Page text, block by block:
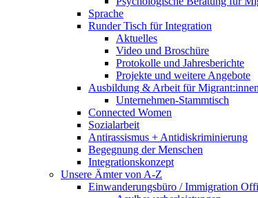
Sprache
Runder Tisch für Integration
Aktuelles
Video und Broschüre
Protokolle und Jahresberichte
Projekte und weitere Angebote
Ausbildung & Arbeit für Migrant:innen
Unternehmen-Stammtisch
Connected Women
Sozialarbeit
Antirassismus + Antidiskriminierung
Begegnung der Menschen
Integrationskonzept
Unsere Ämter von A-Z
Einwanderungsbüro / Immigration